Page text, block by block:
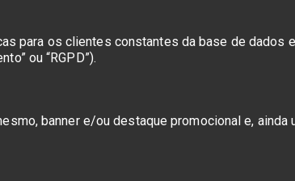
para os clientes constantes da base de dados
ou “RGPD”).
banner e/ou destaque promocional e, ainda